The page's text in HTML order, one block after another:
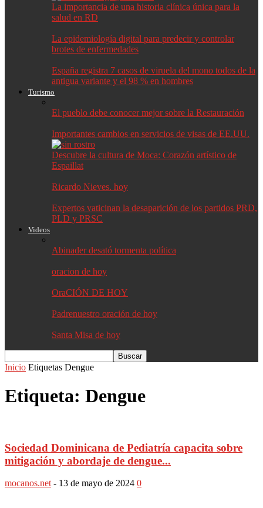
La importancia de una historia clínica única para la
salud en RD
La epidemiología digital para predecir y controlar
brotes de enfermedades
España registra 7 casos de viruela del mono todos de la
antigua variante y el 98 % en hombres
Turismo
El pueblo debe conocer mejor sobre la Restauración
Importantes cambios en servicios de visas de EE.UU.
Descubre la cultura de Moca: Corazón artístico de
Espaillat
Ricardo Nieves. hoy
Expertos vaticinan la desaparición de los partidos PRD,
PLD y PRSC
Videos
Abinader desató tormenta política
oracion de hoy
OraCIÓN DE HOY
Padrenuestro oración de hoy
Santa Misa de hoy
Inicio Etiquetas Dengue
Etiqueta: Dengue
Sociedad Dominicana de Pediatría capacita sobre
mitigación y abordaje de dengue...
mocanos.net - 13 de mayo de 2024 0